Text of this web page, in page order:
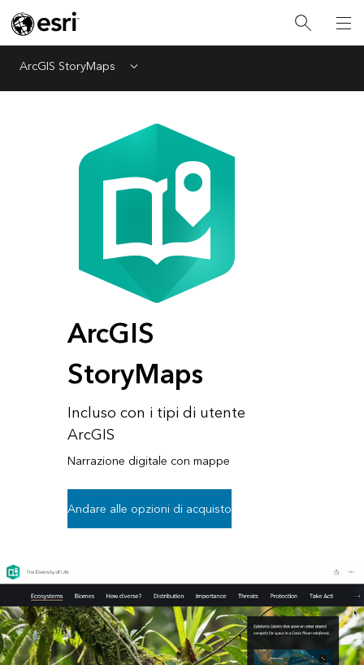
ArcGIS StoryMaps Menu
ArcGIS
StoryMaps
Incluso con i tipi di utente
ArcGIS
Narrazione digitale con mappe
Andare alle opzioni di acquisto